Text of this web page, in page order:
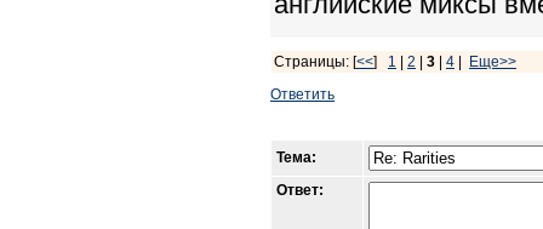
Страницы: [<<] 1 2 3 4
Еще>>
Ответить
Тема:
Ответ: